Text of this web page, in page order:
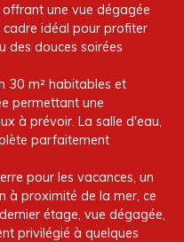
une vue dégagée
cadre idéal pour profiter
des douces soirées
30 m² habitables et
permettant une
à prévoir. La salle d'eau,
parfaitement
pour les vacances, un
à proximité de la mer, ce
étage, vue dégagée,
privilégié à quelques